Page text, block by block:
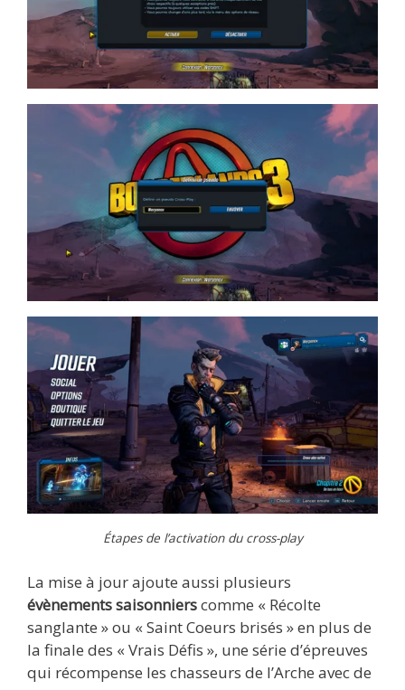
Étapes de l’activation du cross-play
La mise à jour ajoute aussi plusieurs
évènements saisonnierscomme « Récolte
sanglante » ou « Saint Coeurs brisés » en plus de
la finale des « Vrais Défis », une série d’épreuves
qui récompense les chasseurs de l’Arche avec de